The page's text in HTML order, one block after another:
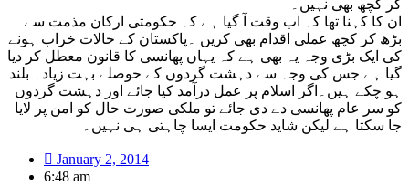
کر کچھ بھی نہیں۔
ان کا کہنا تھا کہ اب وقت آ گیا ہے کہ حکومتی ارکان مذمت سے
بڑھ کر کچھ عملی اقدام بھی کریں ۔پاکستان کے حالات خراب ہونے
کی ایک بڑی وجہ یہ بھی ہے کہ یہاں پھانسی کا قانون معطل کر دیا
گیا ہے جس کی وجہ سے دہشت گردوں کے حوصلے بہت زیادہ بلند
ہو چکے ہیں۔اگر اسلام پر عمل درآمد کیا جائے اور دہشت گردوں
کو سر عام پھانسی دے دی جائے تو ملکی صورت حال کو امن پر لایا
جا سکتا ہے لیکن شاید حکومت ایسا چاہتی ہی نہیں۔
January 2, 2014
6:48 am